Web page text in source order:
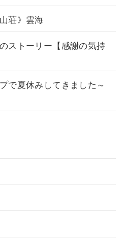
荘》雲海
ストーリー【感謝の気持
で夏休みしてきました～